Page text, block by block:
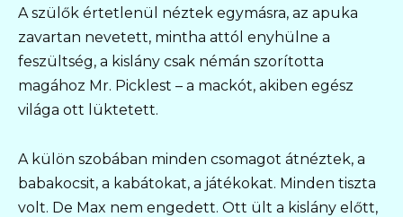
A szülők értetlenül néztek egymásra, az apuka
zavartan nevetett, mintha attól enyhülne a
feszültség, a kislány csak némán szorította
magához Mr. Picklest – a mackót, akiben egész
világa ott lüktetett.
A külön szobában minden csomagot átnéztek, a
babakocsit, a kabátokat, a játékokat. Minden tiszta
volt. De Max nem engedett. Ott ült a kislány előtt,